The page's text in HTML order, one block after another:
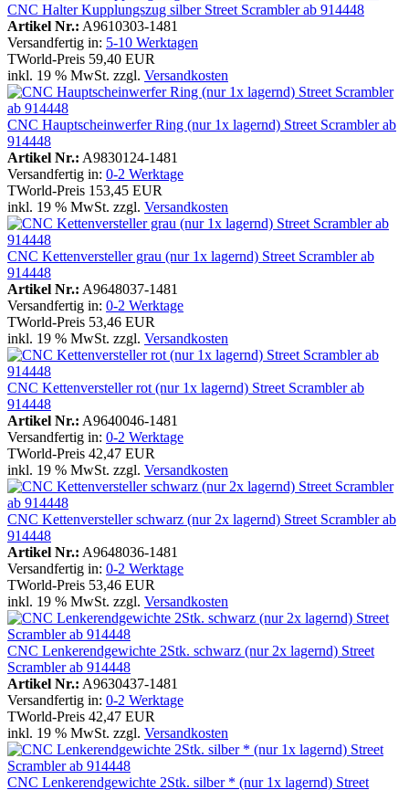
CNC Halter Kupplungszug silber Street Scrambler ab 914448
Artikel Nr.: A9610303-1481
Versandfertig in: 5-10 Werktagen
TWorld-Preis 59,40 EUR
inkl. 19 % MwSt. zzgl. Versandkosten
CNC Hauptscheinwerfer Ring (nur 1x lagernd) Street Scrambler ab
914448
Artikel Nr.: A9830124-1481
Versandfertig in: 0-2 Werktage
TWorld-Preis 153,45 EUR
inkl. 19 % MwSt. zzgl. Versandkosten
CNC Kettenversteller grau (nur 1x lagernd) Street Scrambler ab
914448
Artikel Nr.: A9648037-1481
Versandfertig in: 0-2 Werktage
TWorld-Preis 53,46 EUR
inkl. 19 % MwSt. zzgl. Versandkosten
CNC Kettenversteller rot (nur 1x lagernd) Street Scrambler ab
914448
Artikel Nr.: A9640046-1481
Versandfertig in: 0-2 Werktage
TWorld-Preis 42,47 EUR
inkl. 19 % MwSt. zzgl. Versandkosten
CNC Kettenversteller schwarz (nur 2x lagernd) Street Scrambler ab
914448
Artikel Nr.: A9648036-1481
Versandfertig in: 0-2 Werktage
TWorld-Preis 53,46 EUR
inkl. 19 % MwSt. zzgl. Versandkosten
CNC Lenkerendgewichte 2Stk. schwarz (nur 2x lagernd) Street
Scrambler ab 914448
Artikel Nr.: A9630437-1481
Versandfertig in: 0-2 Werktage
TWorld-Preis 42,47 EUR
inkl. 19 % MwSt. zzgl. Versandkosten
CNC Lenkerendgewichte 2Stk. silber * (nur 1x lagernd) Street